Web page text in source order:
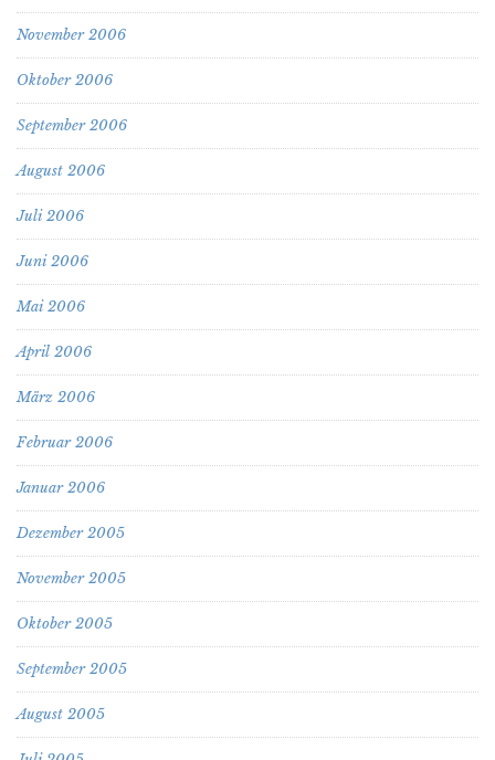
November 2006
Oktober 2006
September 2006
August 2006
Juli 2006
Juni 2006
Mai 2006
April 2006
März 2006
Februar 2006
Januar 2006
Dezember 2005
November 2005
Oktober 2005
September 2005
August 2005